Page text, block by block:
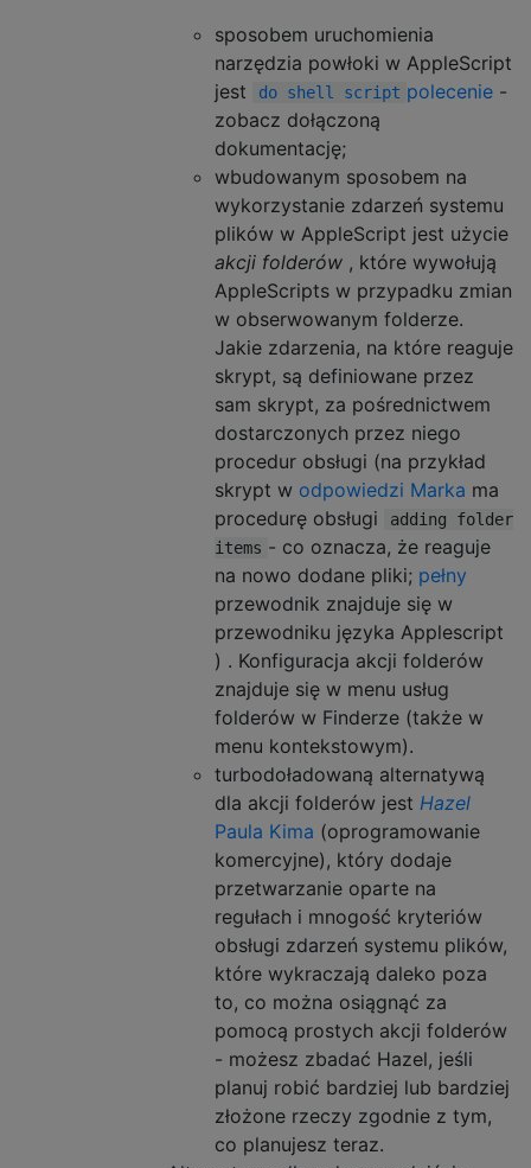
sposobem uruchomienia
narzędzia powłoki w AppleScript
jest
do shell script polecenie -
zobacz dołączoną
dokumentację;
wbudowanym sposobem na
wykorzystanie zdarzeń systemu
plików w AppleScript jest użycie
akcji folderów , które wywołują
AppleScripts w przypadku zmian
w obserwowanym folderze.
Jakie zdarzenia, na które reaguje
skrypt, są definiowane przez
sam skrypt, za pośrednictwem
dostarczonych przez niego
procedur obsługi (na przykład
skrypt w odpowiedzi Marka ma
procedurę obsługi
adding folder
items - co oznacza, że ​​reaguje
na nowo dodane pliki; pełny
przewodnik znajduje się w
przewodniku języka Applescript
) . Konfiguracja akcji folderów
znajduje się w menu usług
folderów w Finderze (także w
menu kontekstowym).
turbodoładowaną alternatywą
dla akcji folderów jest Hazel
Paula Kima (oprogramowanie
komercyjne), który dodaje
przetwarzanie oparte na
regułach i mnogość kryteriów
obsługi zdarzeń systemu plików,
które wykraczają daleko poza
to, co można osiągnąć za
pomocą prostych akcji folderów
- możesz zbadać Hazel, jeśli
planuj robić bardziej lub bardziej
złożone rzeczy zgodnie z tym,
co planujesz teraz.